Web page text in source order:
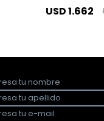
USD1.662